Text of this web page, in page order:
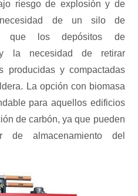
riesgo de explosión y de
de un silo de
que los depósitos de
y la necesidad de retirar
producidas y compactadas
La opción con biomasa
para aquellos edificios
de carbón, ya que pueden
almacenamiento del